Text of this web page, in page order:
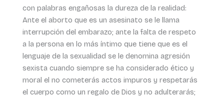
con palabras engañosas la dureza de la realidad:
Ante el aborto que es un asesinato se le llama
interrupción del embarazo; ante la falta de respeto
a la persona en lo más íntimo que tiene que es el
lenguaje de la sexualidad se le denomina agresión
sexista cuando siempre se ha considerado ético y
moral el no cometerás actos impuros y respetarás
el cuerpo como un regalo de Dios y no adulterarás;